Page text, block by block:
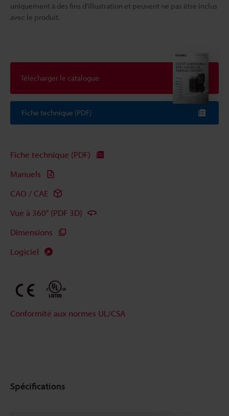
uniquement à des fins d'illustration et peuvent ne pas être inclus
avec le produit.
Télécharger le catalogue
Fiche technique (PDF)
Fiche technique (PDF)
Manuels
CAO / CAE
Vue à 360° (PDF 3D)
Dimensions
Logiciel
Conformité aux normes UL/CSA
Spécifications